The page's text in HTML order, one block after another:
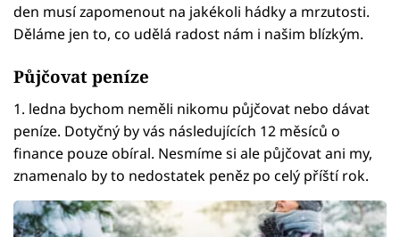
den musí zapomenout na jakékoli hádky a mrzutosti.
Děláme jen to, co udělá radost nám i našim blízkým.
Půjčovat peníze
1. ledna bychom neměli nikomu půjčovat nebo dávat
peníze. Dotyčný by vás následujících 12 měsíců o
finance pouze obíral. Nesmíme si ale půjčovat ani my,
znamenalo by to nedostatek peněz po celý příští rok.